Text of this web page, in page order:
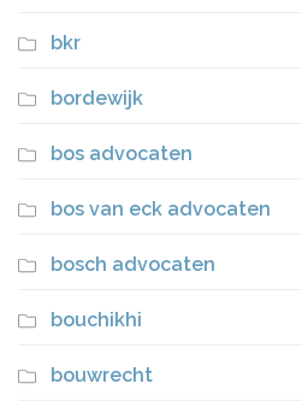
bkr
bordewijk
bos advocaten
bos van eck advocaten
bosch advocaten
bouchikhi
bouwrecht